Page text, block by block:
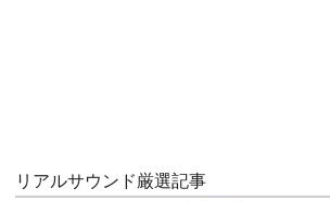
リアルサウンド厳選記事